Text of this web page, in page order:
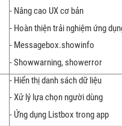
- Nâng cao UX cơ bản
- Hoàn thiện trải nghiệm ứng
- Messagebox.showinfo
- Showwarning, showerror
- Hiển thị danh sách dữ liệu
- Xử lý lựa chọn người dùng
- Ứng dụng Listbox trong app